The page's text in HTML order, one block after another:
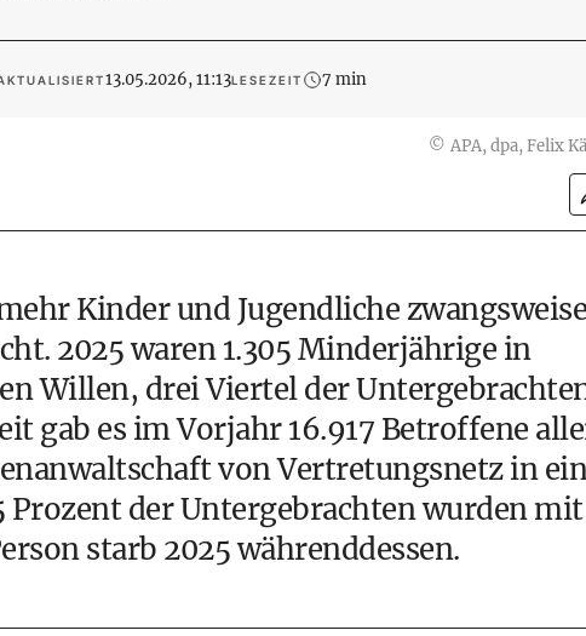
13.05.2026, 11:13LESEZEIT 7 min
© APA, dpa, Felix
Kinder und Jugendliche zwangsweise
2025 waren 1.305 Minderjährige in
Willen, drei Viertel der
gab es im Vorjahr 16.917 Betroffene
von Vertretungsnetz in
Prozent der Untergebrachten wurden mit
starb 2025 währenddessen.